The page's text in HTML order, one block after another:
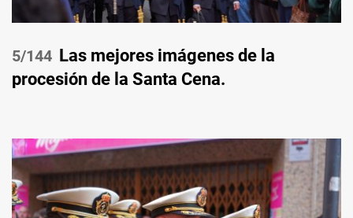
/144 Las mejores imágenes de la
procesión de la Santa Cena.